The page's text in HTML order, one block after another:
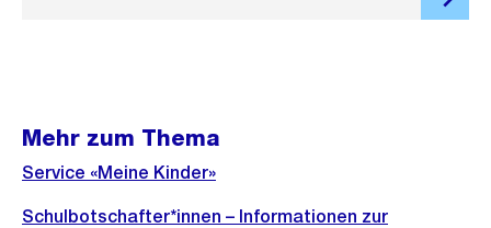
Mehr zum Thema
Service «Meine Kinder»
Schulbotschafter*innen – Informationen zur